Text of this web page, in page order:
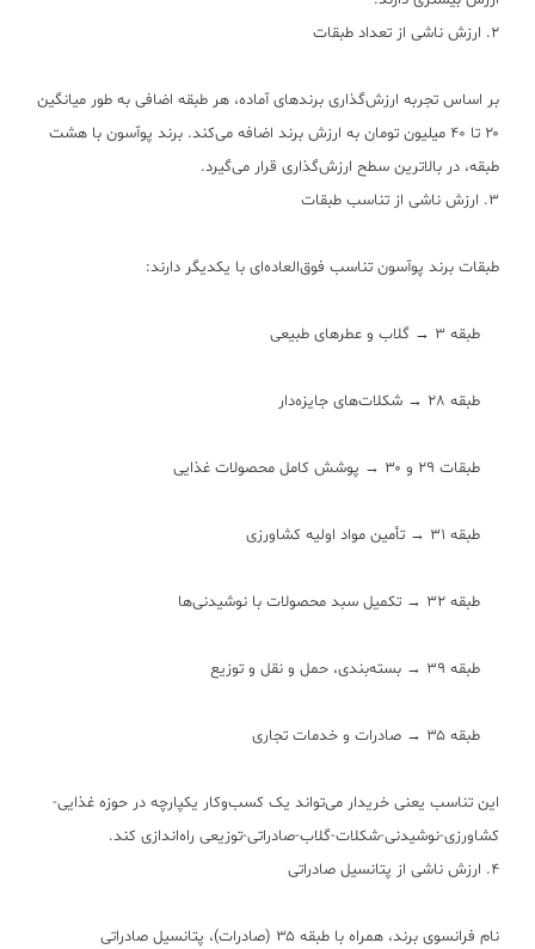
۲. ارزش ناشی از تعداد طبقات
بر اساس تجربه ارزش‌گذاری برندهای آماده، هر طبقه اضافی به طور میانگین
۲۰ تا ۴۰ میلیون تومان به ارزش برند اضافه می‌کند. برند پوآسون با هشت
طبقه، در بالاترین سطح ارزش‌گذاری قرار می‌گیرد.
۳. ارزش ناشی از تناسب طبقات
طبقات برند پوآسون تناسب فوق‌العاده‌ای با یکدیگر دارند:
طبقه ۳ → گلاب و عطرهای طبیعی
طبقه ۲۸ → شکلات‌های جایزه‌دار
طبقات ۲۹ و ۳۰ → پوشش کامل محصولات غذایی
طبقه ۳۱ → تأمین مواد اولیه کشاورزی
طبقه ۳۲ → تکمیل سبد محصولات با نوشیدنی‌ها
طبقه ۳۹ → بسته‌بندی، حمل و نقل و توزیع
طبقه ۳۵ → صادرات و خدمات تجاری
این تناسب یعنی خریدار می‌تواند یک کسب‌وکار یکپارچه در حوزه غذایی-
کشاورزی-نوشیدنی-شکلات-گلاب-صادراتی-توزیعی راه‌اندازی کند.
۴. ارزش ناشی از پتانسیل صادراتی
نام فرانسوی برند، همراه با طبقه ۳۵ (صادرات)، پتانسیل صادراتی